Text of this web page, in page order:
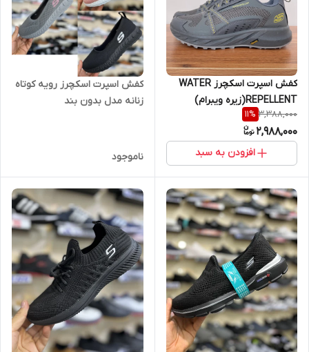
کفش اسپرت اسکچرز WATER
REPELLENT(زیره ویبرام)
3,388,000
11%
2,988,000
افزودن به سبد
کفش اسپرت اسکچرز رویه کوتاه
زنانه مدل بدون بند
ناموجود